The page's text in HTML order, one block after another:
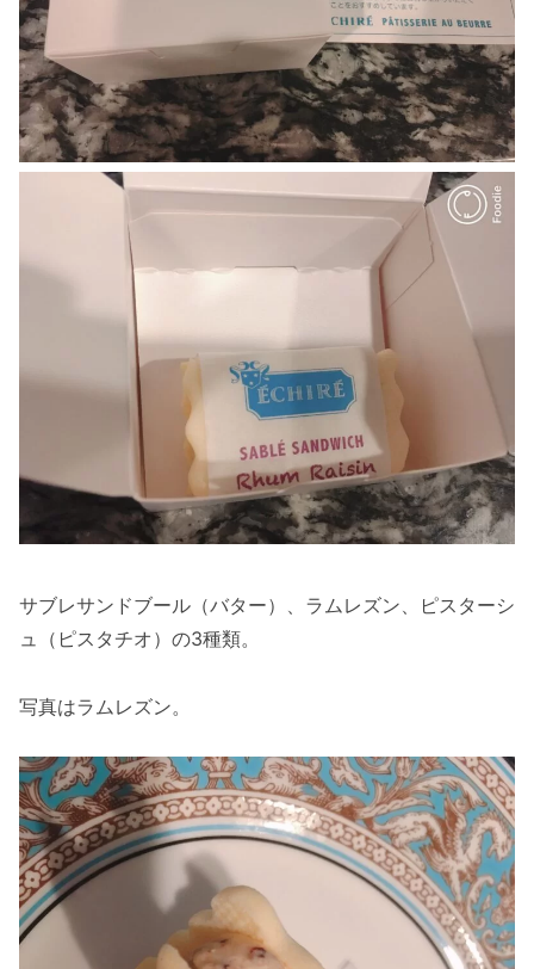
サブレサンドブール（バター）、ラムレズン、ピスターシ
ュ（ピスタチオ）の3種類。
写真はラムレズン。